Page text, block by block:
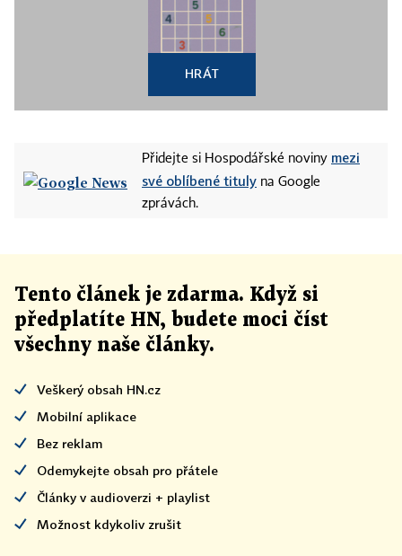
HRÁT
Přidejte si Hospodářské noviny mezi
své oblíbené tituly na Google
zprávách.
Tento článek je zdarma. Když si
předplatíte HN, budete moci číst
všechny naše články.
Veškerý obsah HN.cz
Mobilní aplikace
Bez reklam
Odemykejte obsah pro přátele
Články v audioverzi + playlist
Možnost kdykoliv zrušit